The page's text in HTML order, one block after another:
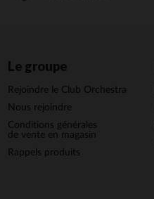
Le groupe
Rejoindre le Club Orchestra
Nous rejoindre
Conditions générales
de vente en magasin
Rappels produits